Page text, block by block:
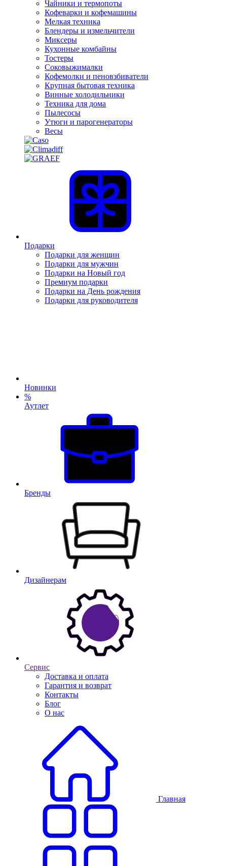
Чайники и термопоты
Кофеварки и кофемашины
Мелкая техника
Блендеры и измельчители
Миксеры
Кухонные комбайны
Тостеры
Соковыжималки
Кофемолки и пеновзбиватели
Крупная бытовая техника
Винные холодильники
Техника для дома
Пылесосы
Утюги и парогенераторы
Весы
Подарки
Подарки для женщин
Подарки для мужчин
Подарки на Новый год
Премиум подарки
Подарки на День рождения
Подарки для руководителя
Новинки
%
Аутлет
Бренды
Дизайнерам
Сервис
Доставка и оплата
Гарантия и возврат
Контакты
Блог
О нас
Главная